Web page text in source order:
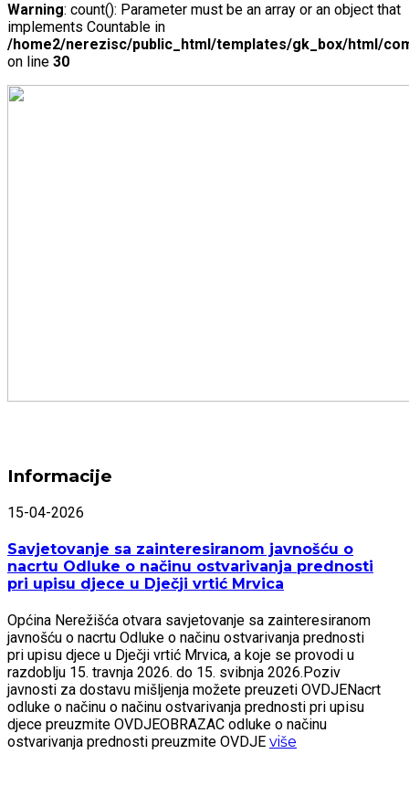
Warning: count(): Parameter must be an array or an object that
implements Countable in
/home2/nerezisc/public_html/templates/gk_box/html/
on line 30
Informacije
15-04-2026
Savjetovanje sa zainteresiranom javnošću o
nacrtu Odluke o načinu ostvarivanja prednosti
pri upisu djece u Dječji vrtić Mrvica
Općina Nerežišća otvara savjetovanje sa zainteresiranom
javnošću o nacrtu Odluke o načinu ostvarivanja prednosti
pri upisu djece u Dječji vrtić Mrvica, a koje se provodi u
razdoblju 15. travnja 2026. do 15. svibnja 2026.Poziv
javnosti za dostavu mišljenja možete preuzeti OVDJENacrt
odluke o načinu o načinu ostvarivanja prednosti pri upisu
djece preuzmite OVDJEOBRAZAC odluke o načinu
ostvarivanja prednosti preuzmite OVDJE više